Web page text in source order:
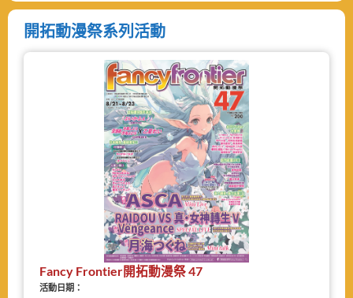
開拓動漫祭系列活動
Fancy Frontier開拓動漫祭 47
活動日期：